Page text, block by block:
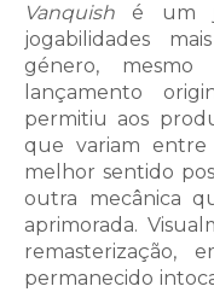
Vanquish é um
jogabilidades
género,
lançamento
permitiu aos
que variam
melhor sentido
outra mecânica
aprimorada.
remasterização,
permanecido